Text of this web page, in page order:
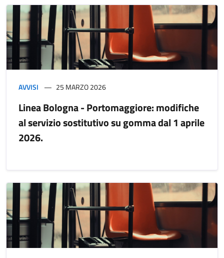
AVVISI 25 MARZO 2026
Linea Bologna - Portomaggiore: modifiche
al servizio sostitutivo su gomma dal 1 aprile
2026.